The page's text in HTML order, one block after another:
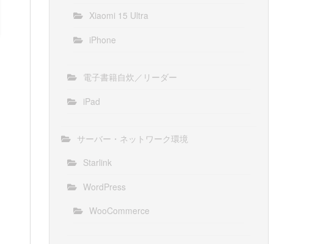
Xiaomi 15 Ultra
iPhone
電子書籍自炊／リーダー
iPad
サーバー・ネットワーク環境
Starlink
WordPress
WooCommerce